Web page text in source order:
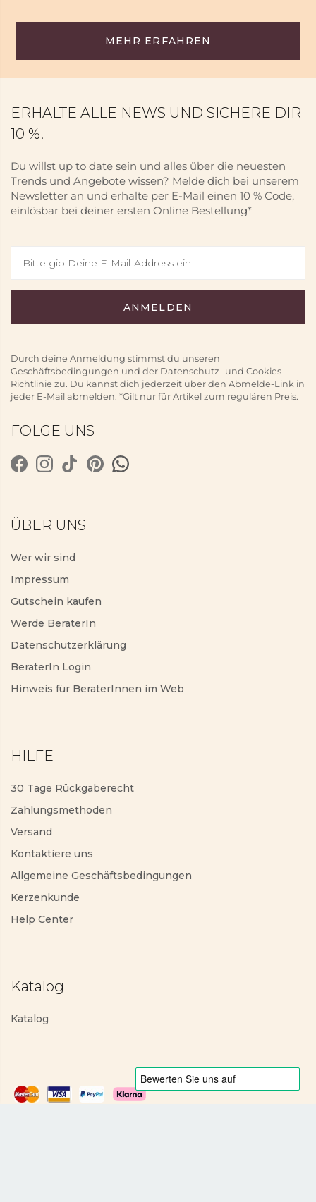
MEHR ERFAHREN
ERHALTE ALLE NEWS UND SICHERE DIR
10 %!
Du willst up to date sein und alles über die neuesten
Trends und Angebote wissen? Melde dich bei unserem
Newsletter an und erhalte per E-Mail einen 10 % Code,
einlösbar bei deiner ersten Online Bestellung*
Durch deine Anmeldung stimmst du unseren
Geschäftsbedingungen und der Datenschutz- und Cookies-
Richtlinie zu. Du kannst dich jederzeit über den Abmelde-Link in
jeder E-Mail abmelden. *Gilt nur für Artikel zum regulären Preis.
FOLGE UNS
ÜBER UNS
Wer wir sind
Impressum
Gutschein kaufen
Werde BeraterIn
Datenschutzerklärung
BeraterIn Login
Hinweis für BeraterInnen im Web
HILFE
30 Tage Rückgaberecht
Zahlungsmethoden
Versand
Kontaktiere uns
Allgemeine Geschäftsbedingungen
Kerzenkunde
Help Center
Katalog
Katalog